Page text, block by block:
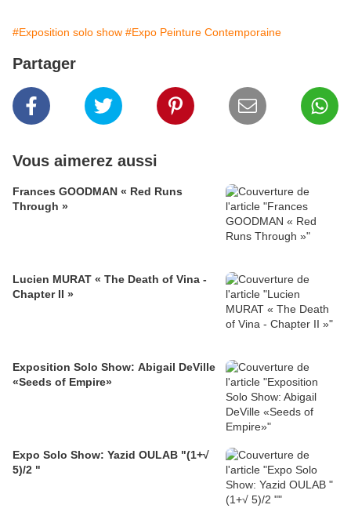
#Exposition solo show #Expo Peinture Contemporaine
Partager
Vous aimerez aussi
Frances GOODMAN « Red Runs
Through »
Lucien MURAT « The Death of Vina -
Chapter II »
Exposition Solo Show: Abigail DeVille
«Seeds of Empire»
Expo Solo Show: Yazid OULAB "(1+√
5)/2 "